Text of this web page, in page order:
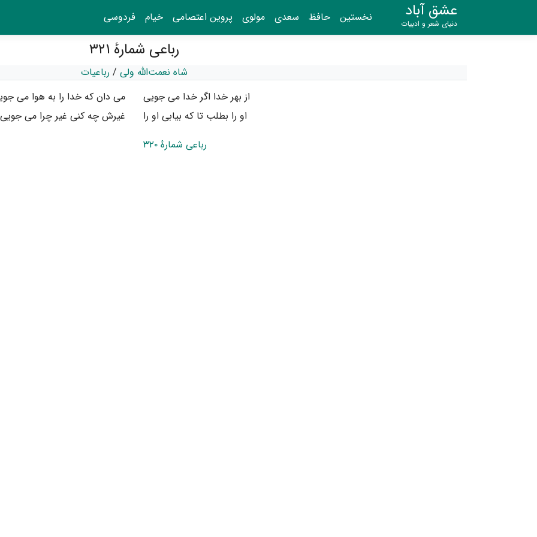
عشق آباد
دنیای شعر و ادبیات نخستین حافظ سعدی مولوی پروین اعتصامی خیام فردوسی
رباعی شمارهٔ ۳۲۱
شاه نعمت‌الله ولی / رباعیات
از بهر خدا اگر خدا می ‌جویی
می دان که خدا را به هوا می
او را بطلب تا که بیابی او را
غیرش چه کنی غیر چرا می ‌جویی
رباعی شمارهٔ ۳۲۰